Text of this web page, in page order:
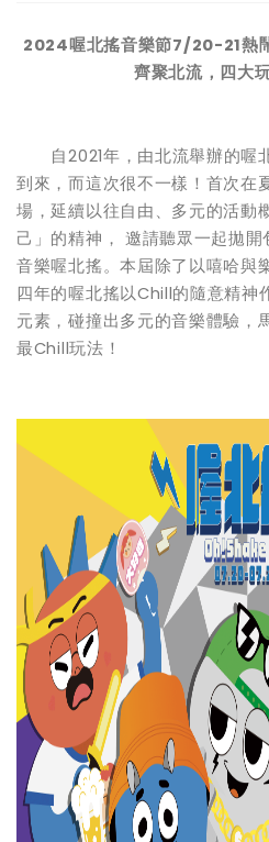
2024喔北搖音樂節7/20-21熱
齊聚北流，四大
自2021年，由北流舉辦的喔
到來，而這次很不一樣！首次在
場，延續以往自由、多元的活動
己」的精神， 邀請聽眾一起拋
音樂喔北搖。本屆除了以嘻哈與
四年的喔北搖以Chill的隨意精神
元素，碰撞出多元的音樂體驗，
最Chill玩法！